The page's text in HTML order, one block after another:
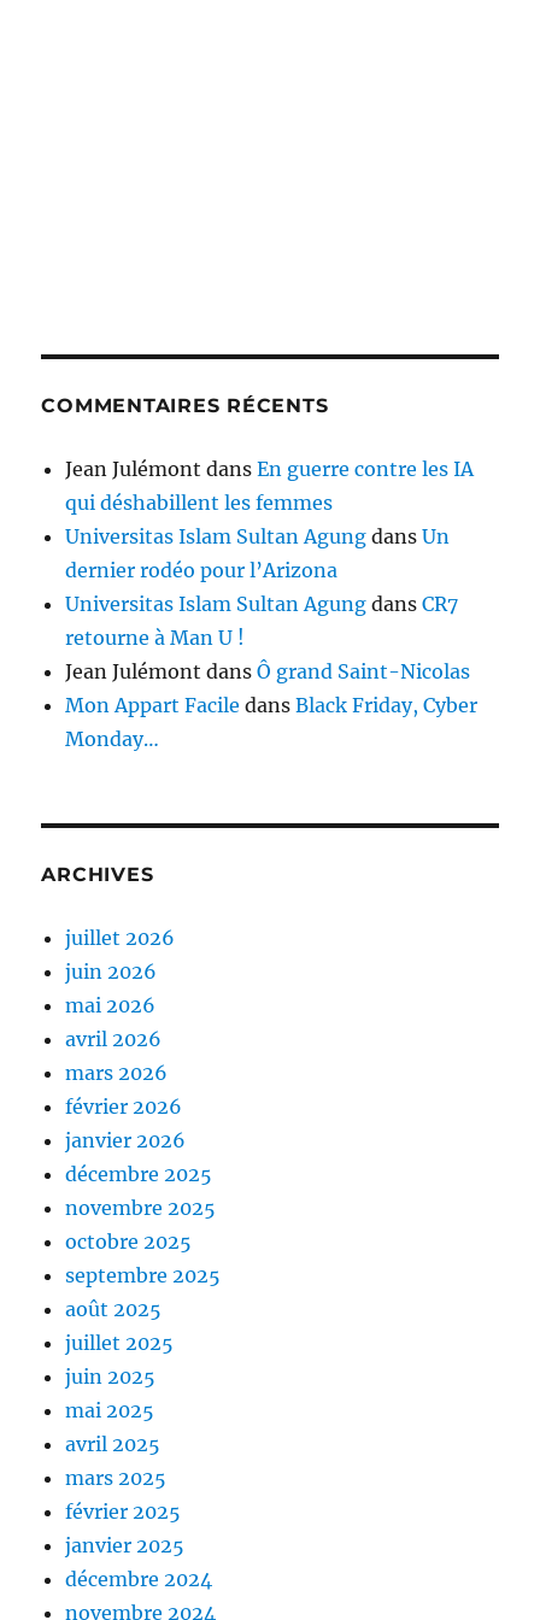
COMMENTAIRES RÉCENTS
Jean Julémont dansEn guerre contre les IA
qui déshabillent les femmes
Universitas Islam Sultan Agung dansUn
dernier rodéo pour l’Arizona
Universitas Islam Sultan Agung dansCR7
retourne à Man U !
Jean Julémont dansÔ grand Saint-Nicolas
Mon Appart Facile dansBlack Friday, Cyber
Monday…
ARCHIVES
juillet 2026
juin 2026
mai 2026
avril 2026
mars 2026
février 2026
janvier 2026
décembre 2025
novembre 2025
octobre 2025
septembre 2025
août 2025
juillet 2025
juin 2025
mai 2025
avril 2025
mars 2025
février 2025
janvier 2025
décembre 2024
novembre 2024